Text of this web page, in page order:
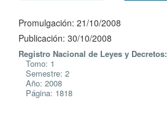
Promulgación: 21/10/2008
Publicación: 30/10/2008
Registro Nacional de Leyes y Decretos:
Tomo: 1
Semestre: 2
Año: 2008
Página: 1818